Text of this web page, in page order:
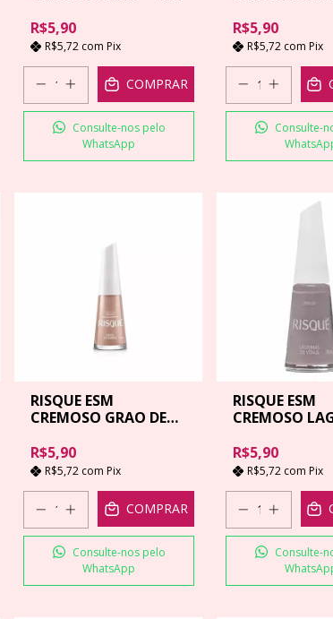
R$5,90
R$5,72 com Pix
COMPRAR
Consulte-nos pelo
WhatsApp
R$5,90
R$5,72 com Pix
Consulte-
RISQUE ESM
CREMOSO GRAO DE
R$5,90
R$5,72 com Pix
COMPRAR
Consulte-nos pelo
WhatsApp
RISQUE ESM
CREMOSO
R$5,90
R$5,72 com Pix
Consulte-